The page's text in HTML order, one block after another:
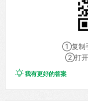
①复制
②打开
我有更好的答案